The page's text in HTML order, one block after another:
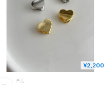
¥2,200
Fil.